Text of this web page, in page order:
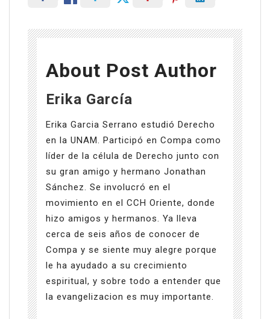
About Post Author
Erika García
Erika Garcia Serrano estudió Derecho
en la UNAM. Participó en Compa como
líder de la célula de Derecho junto con
su gran amigo y hermano Jonathan
Sánchez. Se involucró en el
movimiento en el CCH Oriente, donde
hizo amigos y hermanos. Ya lleva
cerca de seis años de conocer de
Compa y se siente muy alegre porque
le ha ayudado a su crecimiento
espiritual, y sobre todo a entender que
la evangelizacion es muy importante.